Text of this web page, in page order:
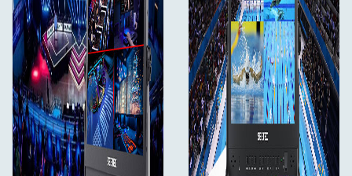
jebkur
U veida stiprinājumam ir trīs stiprinājuma punkti.
Standarta izmēra stiprinājuma punkti atvieglo montāžu
un ir saderīgi ar trešo personu takelāžas aprīkojumu.
Izmantojot 1/4 collu caurumus, jūs varat to pakārt uz
platformām vai piestiprināt pie kameras atbalsta un
izmantot kā monitoru visai komandai. Un jūs varat to arī
iestatīt uz galda, lai novērotu.